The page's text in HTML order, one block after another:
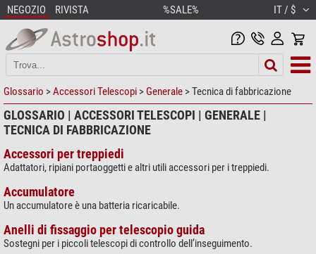
NEGOZIO RIVISTA %SALE% IT / $
Glossario >Accessori Telescopi > Generale > Tecnica di fabbricazione
GLOSSARIO | ACCESSORI TELESCOPI | GENERALE |
TECNICA DI FABBRICAZIONE
Accessori per treppiedi
Adattatori, ripiani portaoggetti e altri utili accessori per i treppiedi.
Accumulatore
Un accumulatore è una batteria ricaricabile.
Anelli di fissaggio per telescopio guida
Sostegni per i piccoli telescopi di controllo dell’inseguimento.